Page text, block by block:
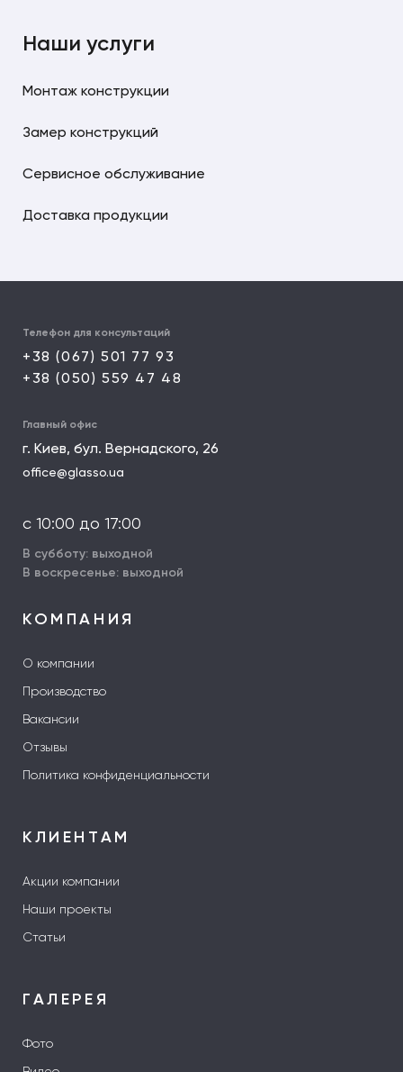
Наши услуги
Монтаж конструкции
Замер конструкций
Сервисное обслуживание
Доставка продукции
Телефон для консультаций
+38 (067) 501 77 93
+38 (050) 559 47 48
Главный офис
г. Киев, бул. Вернадского, 26
office@glasso.ua
с 10:00 до 17:00
В субботу: выходной
В воскресенье: выходной
КОМПАНИЯ
О компании
Производство
Вакансии
Отзывы
Политика конфиденциальности
КЛИЕНТАМ
Акции компании
Наши проекты
Статьи
ГАЛЕРЕЯ
Фото